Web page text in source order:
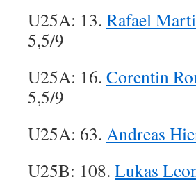
U25A: 13. Rafael
5,5/9
U25A: 16. Corentin
5,5/9
U25A: 63. Andreas
U25B: 108. Lukas